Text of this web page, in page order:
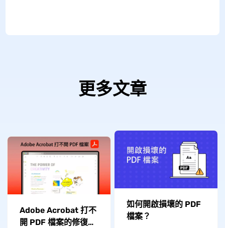
更多文章
Adobe Acrobat 打不
開 PDF 檔案的修復方
如何開啟損壞的 PDF
檔案？